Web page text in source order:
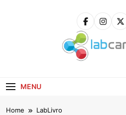
MENU
Home LabLivro